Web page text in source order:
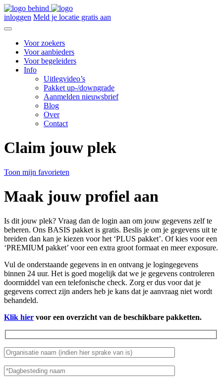
inloggen Meld je locatie gratis aan
Voor zoekers
Voor aanbieders
Voor begeleiders
Info
Uitlegvideo’s
Pakket up-/downgrade
Aanmelden nieuwsbrief
Blog
Over
Contact
Claim jouw plek
Toon mijn favorieten
Maak jouw profiel aan
Is dit jouw plek? Vraag dan de login aan om jouw gegevens zelf te
beheren. Ons BASIS pakket is gratis. Beslis je om je gegevens uit te
breiden dan kan je kiezen voor het ‘PLUS pakket’. Of kies voor een
‘PREMIUM pakket’ voor een extra groot formaat en meer exposure.
Vul de onderstaande gegevens in en ontvang je logingegevens
binnen 24 uur. Het is goed mogelijk dat we je gegevens controleren
doormiddel van een telefonische check. Zorg er dus voor dat je
gegevens correct zijn anders heb je kans dat je aanvraag niet wordt
behandeld.
Klik hier voor een overzicht van de beschikbare pakketten.